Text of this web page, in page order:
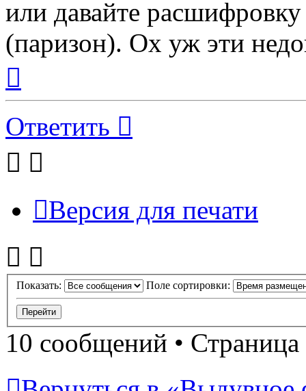
или давайте
(паризон). Ох уж эти
началу
Ответить
Версия для печати
Показать: Поле сортировки:
10 сообщений • Страница